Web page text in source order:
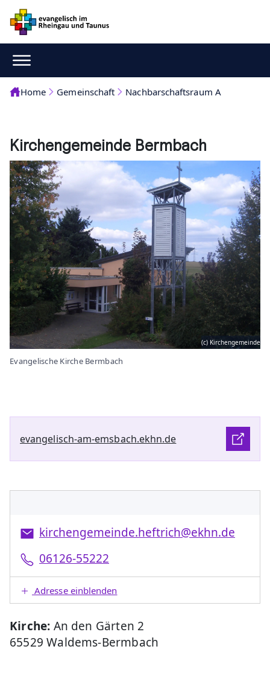
Home Gemeinschaft Nachbarschaftsraum A
Kirchengemeinde Bermbach
(c) Kirchengemeinde
Evangelische Kirche Bermbach
evangelisch-am-emsbach.ekhn.de
kirchengemeinde.heftrich@ekhn.de
06126-55222
Adresse einblenden
Kirche: An den Gärten 2
65529 Waldems-Bermbach